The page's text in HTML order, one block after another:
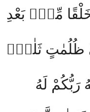
خَلْقًا مِّنْۢ بَعْدِ
ظُلُمٰتٍ ثَلٰثٍۗ
رَبُّكُمْ لَهُ